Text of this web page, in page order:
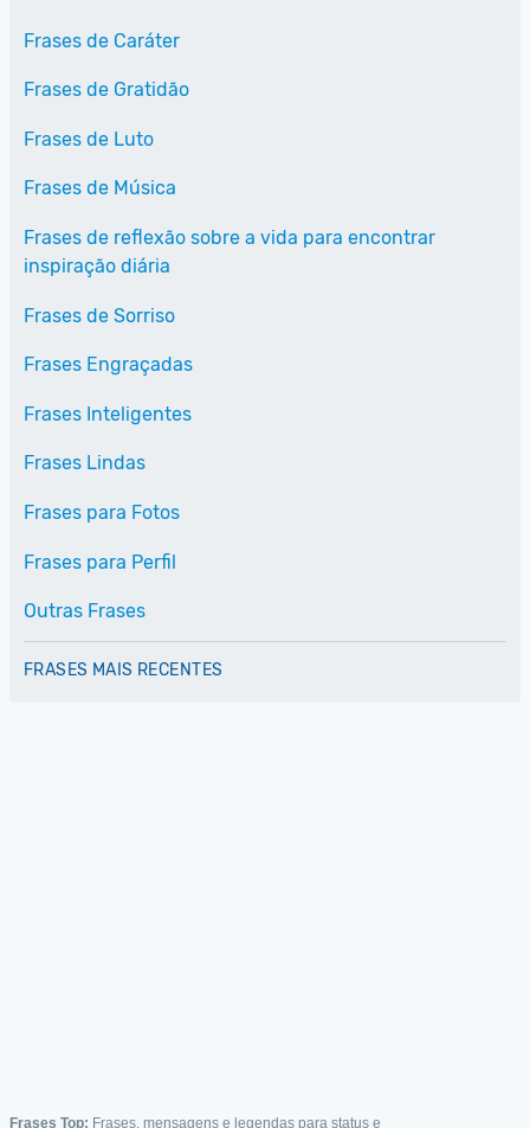
Frases de Caráter
Frases de Gratidão
Frases de Luto
Frases de Música
Frases de reflexão sobre a vida para encontrar
inspiração diária
Frases de Sorriso
Frases Engraçadas
Frases Inteligentes
Frases Lindas
Frases para Fotos
Frases para Perfil
Outras Frases
FRASES MAIS RECENTES
Frases Top: Frases, mensagens e legendas para status e